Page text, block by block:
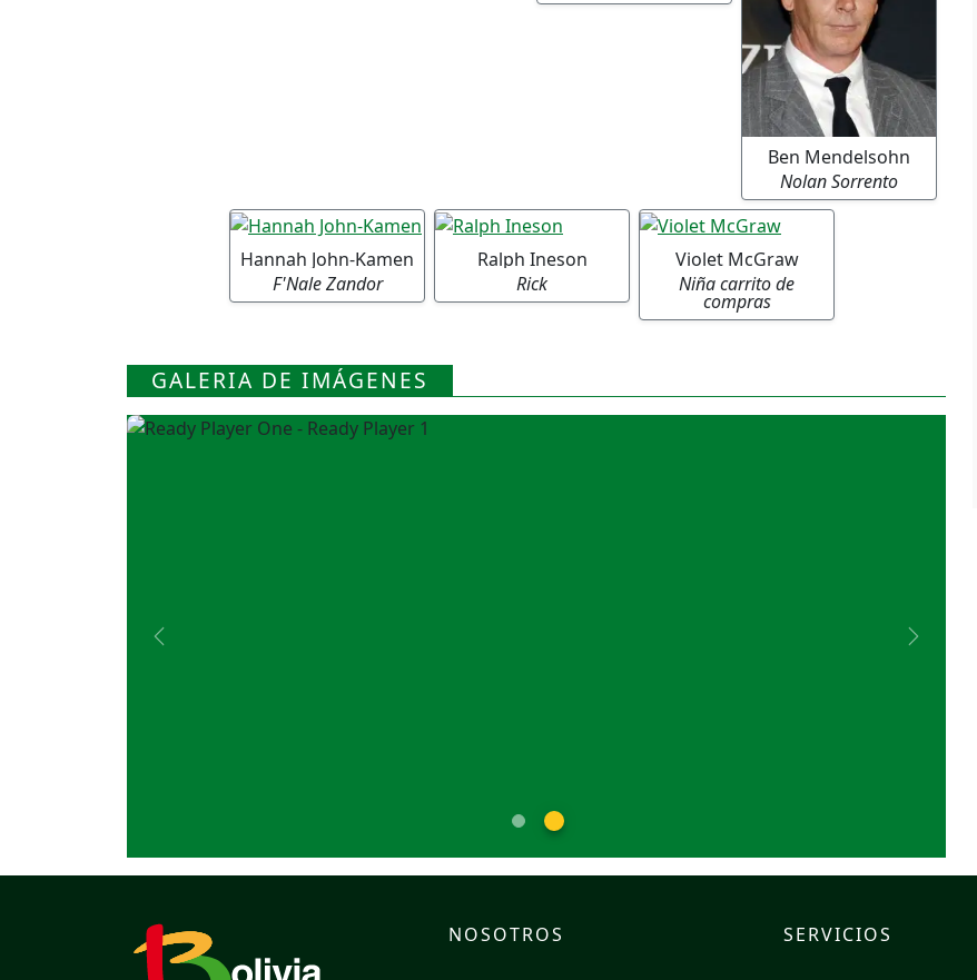
Ben Mendelsohn
Nolan Sorrento
Hannah John-Kamen
F'Nale Zandor
Ralph Ineson
Rick
Violet McGraw
Niña carrito de
compras
GALERIA DE IMÁGENES
Previous Next
NOSOTROS SERVICIOS